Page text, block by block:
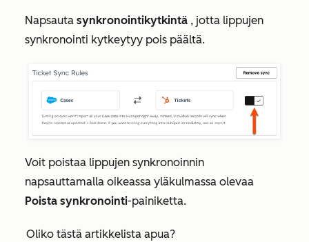
Napsauta synkronointikytkintä , jotta lippujen
synkronointi kytkeytyy pois päältä.
Voit poistaa lippujen synkronoinnin
napsauttamalla oikeassa yläkulmassa olevaa
Poista synkronointi-painiketta.
Oliko tästä artikkelista apua?